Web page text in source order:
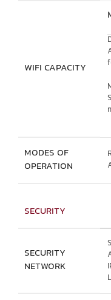
WIFI CAPACITY
MODES OF
OPERATION
SECURITY
SECURITY
NETWORK